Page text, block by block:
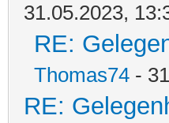
31.05.2023,
RE:
Thomas74 -
RE: